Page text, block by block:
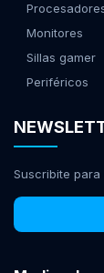
Monitores
Sillas gamer
Periféricos
Suscribite